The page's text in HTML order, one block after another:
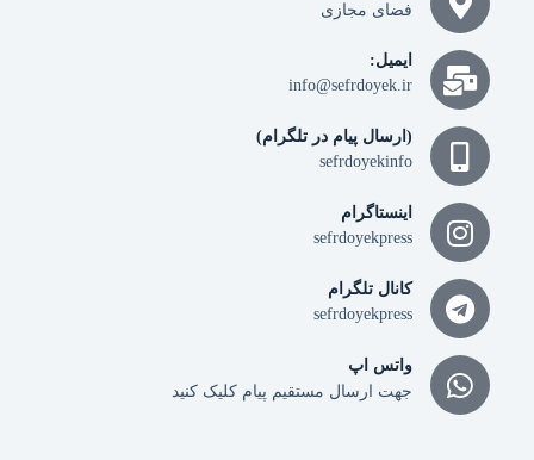
فضای مجازی
ایمیل:
info@sefrdoyek.ir
(ارسال پیام در تلگرام)
sefrdoyekinfo
اینستاگرام
sefrdoyekpress
کانال تلگرام
sefrdoyekpress
واتس اپ
جهت ارسال مستقیم پیام کلیک کنید